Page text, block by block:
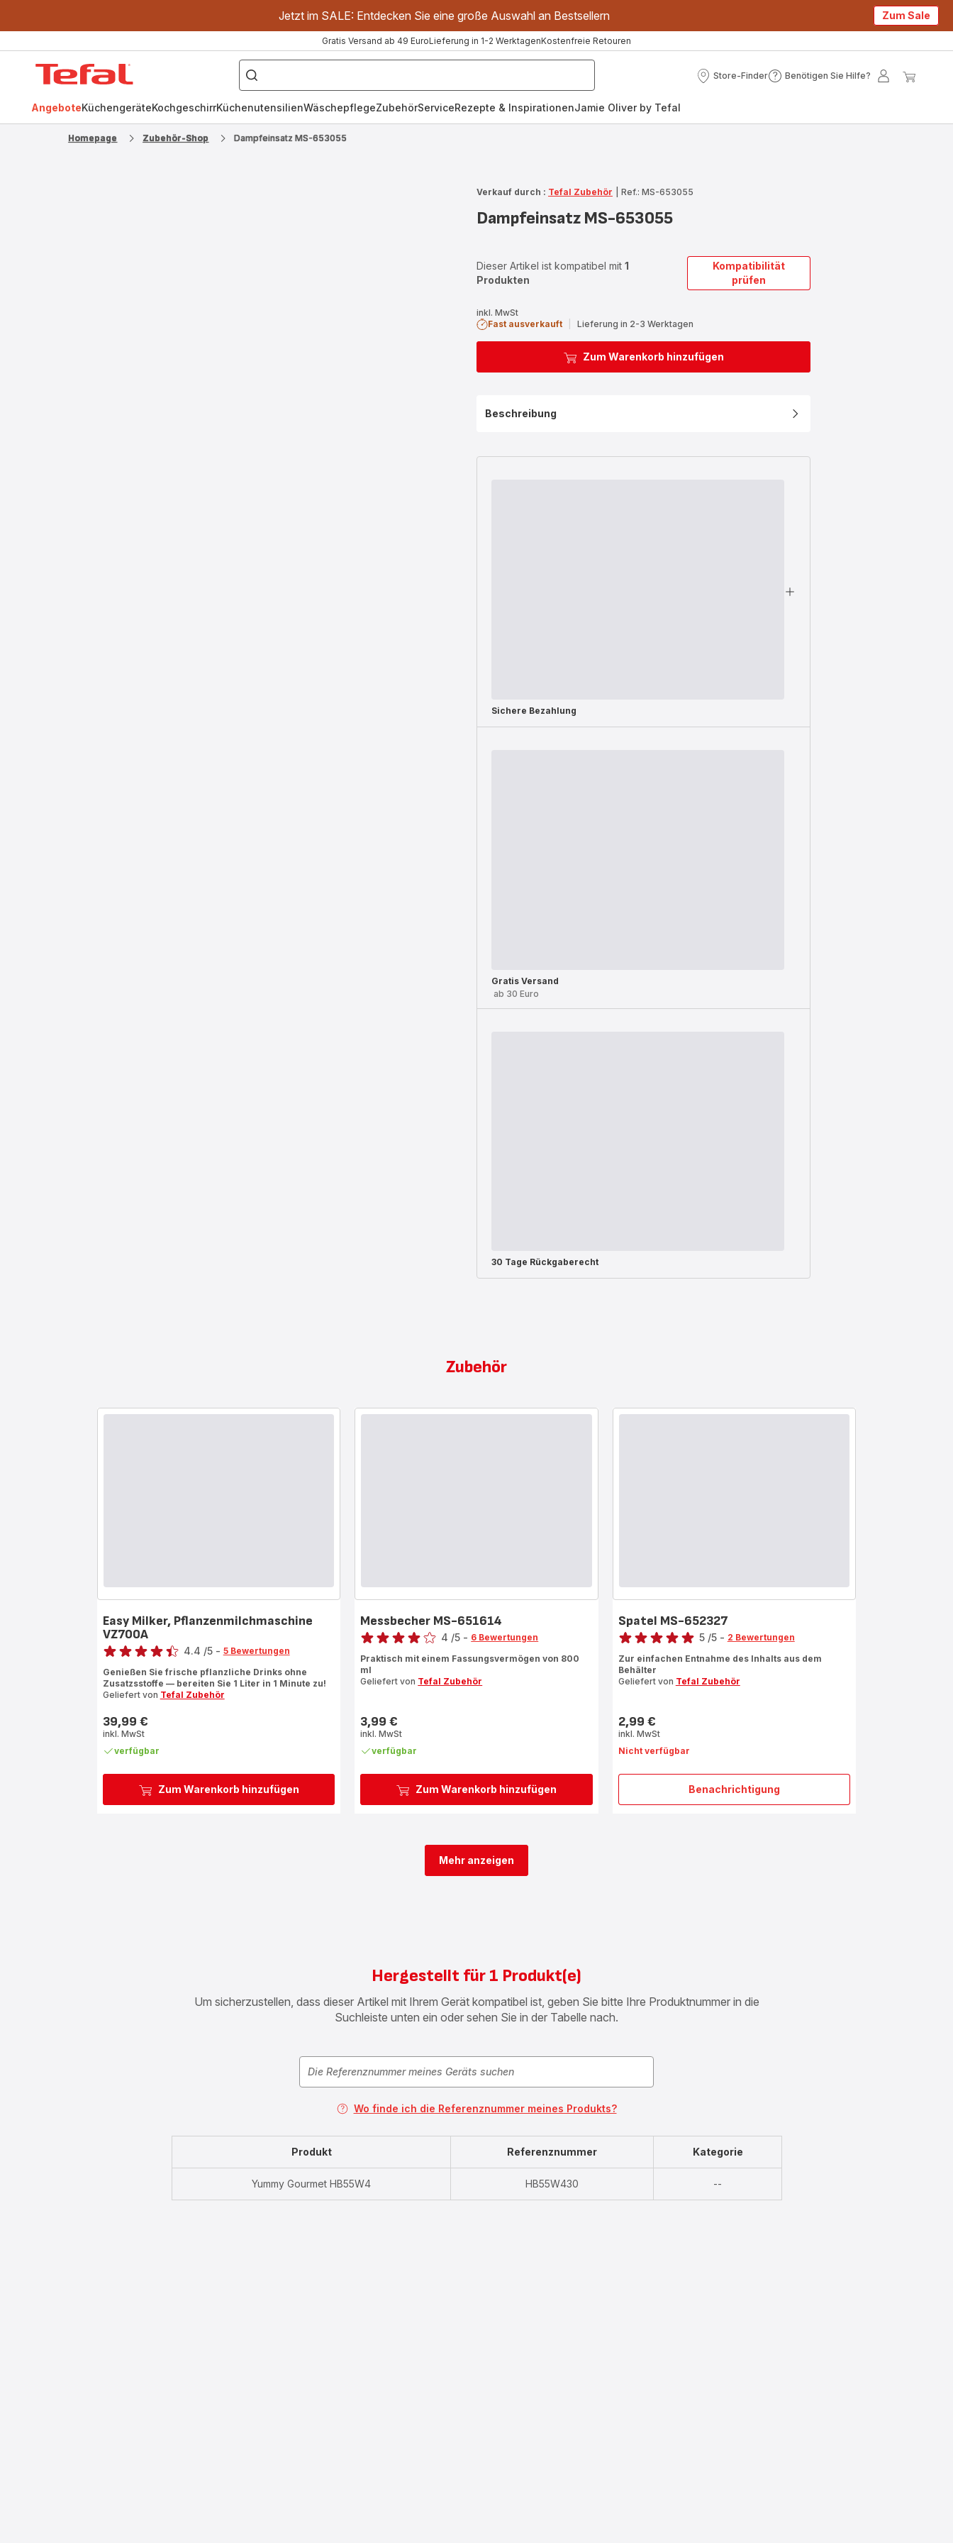
Jetzt im SALE: Entdecken Sie eine große Auswahl an Bestsellern Zum Sale
Gratis Versand ab 49 EuroLieferung in 1-2 WerktagenKostenfreie Retouren
["OptiGrill","Easy
Fry","Pfanne"]
Store-Finder
Store-
Benötigen Sie Hilfe?
Benötigen
Mein
AngeboteKüchengeräteKochgeschirrKüchenutensilienWäschepflegeZubehörServiceRezepte & InspirationenJamie Oliver by Tefal
Homepage Zubehör-Shop Dampfeinsatz MS-653055
Verkauf durch : Tefal Zubehör Ref.: MS-653055
Dampfeinsatz MS-653055
Dieser Artikel ist kompatibel mit 1
Produkten
Kompatibilität
prüfen
inkl. MwSt
Fast ausverkauft
Lieferung in 2-3 Werktagen
Zum Warenkorb hinzufügen
Beschreibung
Sichere Bezahlung
Gratis Versand
ab 30 Euro
30 Tage Rückgaberecht
Zubehör
Zum Warenkorb hinzufügen
Easy Milker, Pflanzenmilchmaschine
VZ700A
Bewertung
4.4 /5 - 5 Bewertungen
Genießen Sie frische pflanzliche Drinks ohne
Zusatzsstoffe — bereiten Sie 1 Liter in 1 Minute zu!
Geliefert von Tefal Zubehör
Preis
39,99 €
inkl. MwSt
verfügbar
Zum Warenkorb hinzufügen
Messbecher MS-651614
Bewertung
mit
4
4 /5 - 6 Bewertungen
Praktisch mit einem Fassungsvermögen von 800
ml
Geliefert von Tefal Zubehör
Preis
3,99 €
inkl. MwSt
verfügbar
Benachrichtigung
Spatel
Spatel MS-652327
Bewertung
mit
5
5 /5 - 2 Bewertungen
Zur einfachen Entnahme des Inhalts aus dem
Behälter
Geliefert von Tefal Zubehör
Preis
2,99 €
inkl. MwSt
Nicht verfügbar
Mehr anzeigen
Hergestellt für 1 Produkt(e)
Um sicherzustellen, dass dieser Artikel mit Ihrem Gerät kompatibel ist, geben Sie bitte Ihre Produktnummer in die
Suchleiste unten ein oder sehen Sie in der Tabelle nach.
Wo finde ich die Referenznummer meines Produkts?
Produkt Referenznummer Kategorie
Yummy Gourmet HB55W4 HB55W430 --
verfügbar